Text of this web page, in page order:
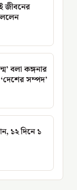
জীবনের
বলা কঙ্গনার
সম্পদ’
১২ দিনে ১